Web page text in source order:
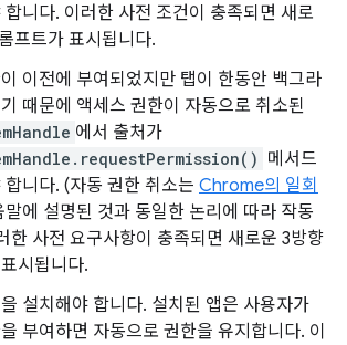
니다. 이러한 사전 조건이 충족되면 새로
프트가 표시됩니다.
이전에 부여되었지만 탭이 한동안 백그라
때문에 액세스 권한이 자동으로 취소된
에서 출처가
메서드
니다. (자동 권한 취소는 Chrome의 일회
말에 설명된 것과 동일한 논리에 따라 작동
한 사전 요구사항이 충족되면 새로운 3방향
시됩니다.
설치해야 합니다. 설치된 앱은 사용자가
부여하면 자동으로 권한을 유지합니다. 이